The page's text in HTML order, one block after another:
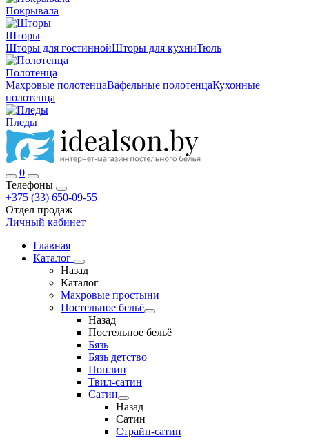
Покрывала
Шторы
Шторы для гостиннойШторы для кухниТюль
Полотенца
Махровые полотенцаВафельные полотенцаКухонные
полотенца
Пледы
0
Телефоны
+375 (33) 650-09-55
Отдел продаж
Личный кабинет
Главная
Каталог
Назад
Каталог
Махровые простыни
Постельное бельё
Назад
Постельное бельё
Бязь
Бязь детство
Поплин
Твил-сатин
Сатин
Назад
Сатин
Страйп-сатин